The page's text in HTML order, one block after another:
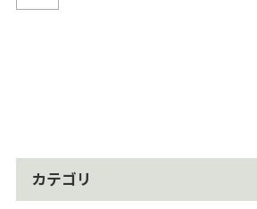
カテゴリ